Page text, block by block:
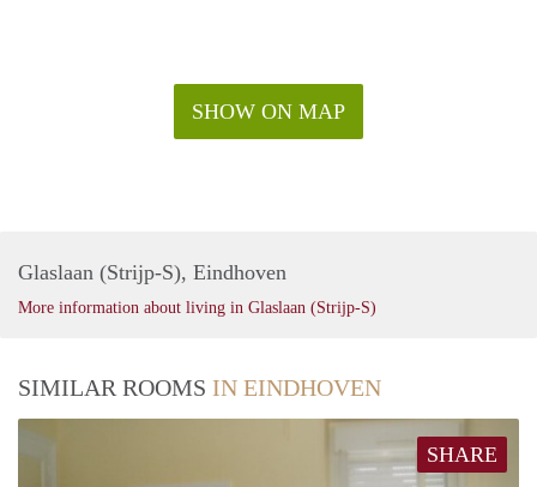
SHOW ON MAP
Glaslaan (Strijp-S), Eindhoven
More information about living in Glaslaan (Strijp-S)
SIMILAR ROOMS IN EINDHOVEN
SHARE